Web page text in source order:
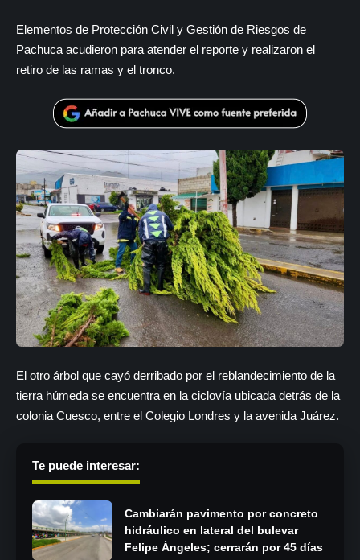
Elementos de Protección Civil y Gestión de Riesgos de
Pachuca acudieron para atender el reporte y realizaron el
retiro de las ramas y el tronco.
El otro árbol que cayó derribado por el reblandecimiento de la
tierra húmeda se encuentra en la ciclovía ubicada detrás de la
colonia Cuesco, entre el Colegio Londres y la avenida Juárez.
Te puede interesar:
Cambiarán pavimento por concreto
hidráulico en lateral del bulevar
Felipe Ángeles; cerrarán por 45 días